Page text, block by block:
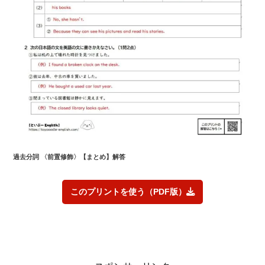
過去分詞 〈前置修飾〉 【まとめ】解答
このプリントを使う（PDF版）